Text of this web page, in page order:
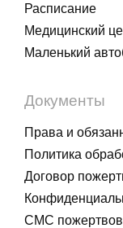
Расписание
Медицинский
Маленький
Документы
Права и
Политика
Договор
СМС